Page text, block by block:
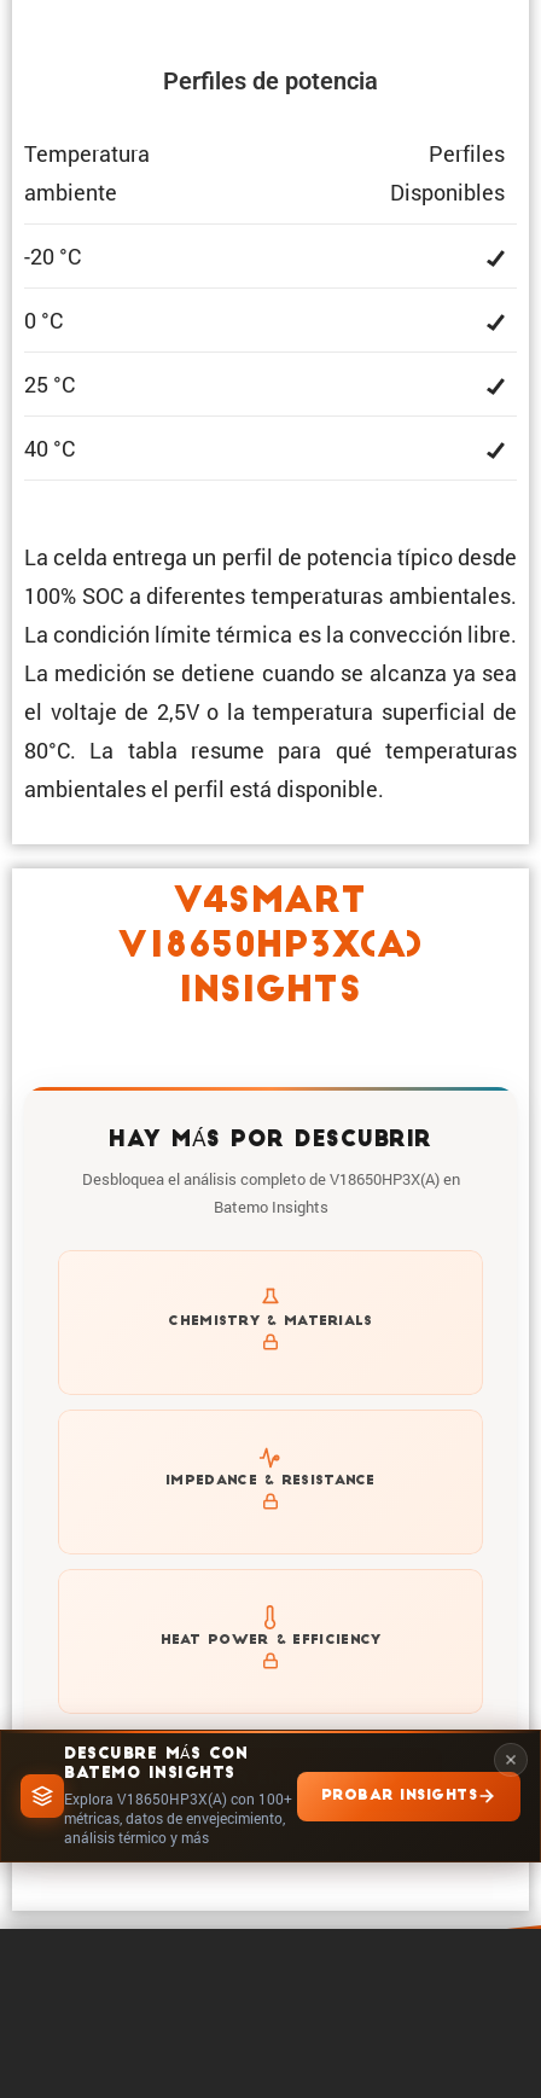
DESCUBRE MÁS CON
BATEMO INSIGHTS
Explora V18650HP3X(A) con 100+
métricas, datos de envejecimiento,
análisis térmico y más
PROBAR INSIGHTS
Perfiles de potencia
Tempe­ra­tura
ambiente
Perfiles
Dispo­ni­bles
-20 °C
0 °C
25 °C
40 °C
La celda entrega un perfil de potencia típico desde
100% SOC a diferentes tempe­ra­turas ambien­tales.
La condi­ción límite térmica es la convec­ción libre.
La medición se detiene cuando se alcanza ya sea
el voltaje de 2,5V o la tempe­ra­tura super­fi­cial de
80°C. La tabla resume para qué tempe­ra­turas
ambien­tales el perfil está disponible.
V4SMART
V18650HP3X(A)
INSIGHTS
HAY MÁS POR DESCUBRIR
Desbloquea el análisis completo de V18650HP3X(A) en
Batemo Insights
CHEMISTRY & MATERIALS
Get to know active materials for the V18650HP3X(A)
IMPEDANCE & RESISTANCE
Explore impedance spectrum and DCIR (SOC, T) of
V18650HP3X(A)
HEAT POWER & EFFICIENCY
Explore heat generation and cell efficiency at different
temperatures and powers of V18650HP3X(A)
EXPLORAR EN INSIGHTS